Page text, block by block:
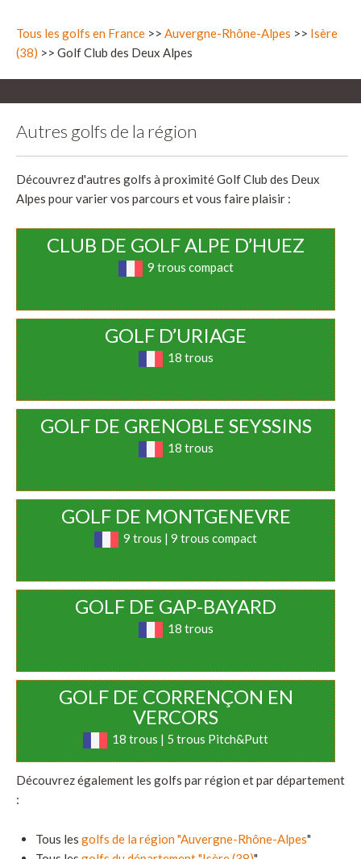
Tous les golfs en France >> Auvergne-Rhône-Alpes >> Isère
(38) >> Golf Club des Deux Alpes
Autres golfs de la région
Découvrez d'autres golfs à proximité Golf Club des Deux
Alpes pour varier vos parcours et vous faire plaisir :
CLUB DE GOLF ALPE D’HUEZ
9 trous compact
GOLF D’URIAGE
18 trous
GOLF DE GRENOBLE SEYSSINS
18 trous
GOLF DE MONTGENEVRE
9 trous | 9 trous compact
GOLF DE GAP-BAYARD
18 trous
GOLF DE CORRENÇON EN
VERCORS
18 trous | 5 trous Pitch&Putt
Découvrez également les golfs par région et par département
:
Tous les golfs de la région "Auvergne-Rhône-Alpes"